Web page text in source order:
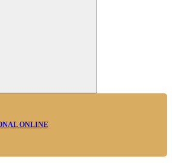
Buscar
ONLINE